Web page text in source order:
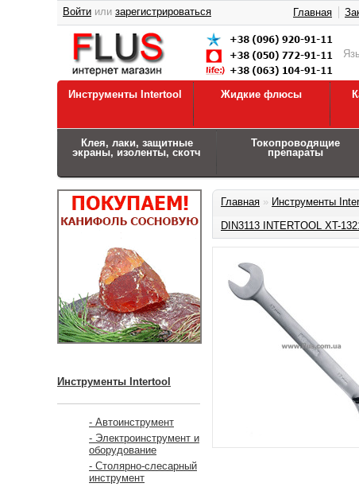
Войти или зарегистрироваться Главная
Инструменты Intertool Жидкие флюсы
Клея, лаки, защитные
экраны, изоленты, скотч
Токопроводящие
препараты
Инструменты Intertool
- Автоинструмент
- Электроинструмент и
оборудование
- Столярно-слесарный
инструмент
Главная » Инструменты
DIN3113 INTERTOOL XT-